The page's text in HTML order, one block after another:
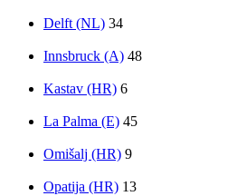
Delft (NL) 34
Innsbruck (A) 48
Kastav (HR) 6
La Palma (E) 45
Omišalj (HR) 9
Opatija (HR) 13